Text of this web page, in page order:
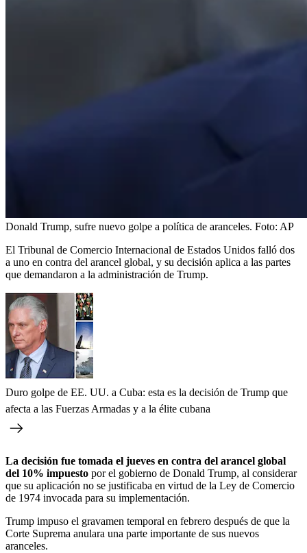
Donald Trump, sufre nuevo golpe a política de aranceles. Foto: AP
El Tribunal de Comercio Internacional de Estados Unidos falló dos
a uno en contra del arancel global, y su decisión aplica a las partes
que demandaron a la administración de Trump.
Duro golpe de EE. UU. a Cuba: esta es la decisión de Trump que
afecta a las Fuerzas Armadas y a la élite cubana
La decisión fue tomada el jueves en contra del arancel global
del 10% impuesto por el gobierno de Donald Trump, al considerar
que su aplicación no se justificaba en virtud de la Ley de Comercio
de 1974 invocada para su implementación.
Trump impuso el gravamen temporal en febrero después de que la
Corte Suprema anulara una parte importante de sus nuevos
aranceles.